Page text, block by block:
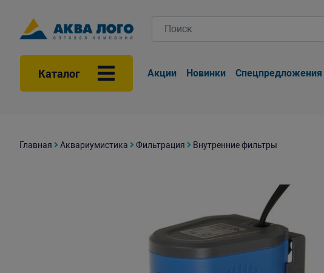
Каталог Акции Новинки Спецпредложения
Главная Аквариумистика Фильтрация Внутренние фильтры